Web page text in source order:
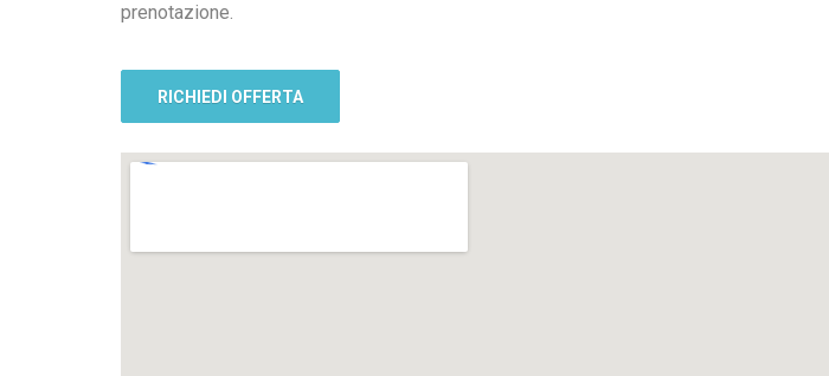
prenotazione.
RICHIEDI OFFERTA